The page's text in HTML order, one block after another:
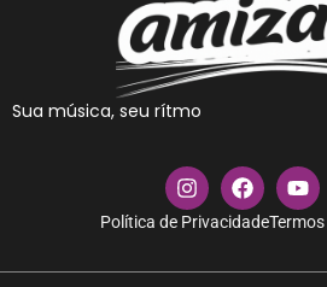
Sua música, seu rítmo
Política de Privacidade